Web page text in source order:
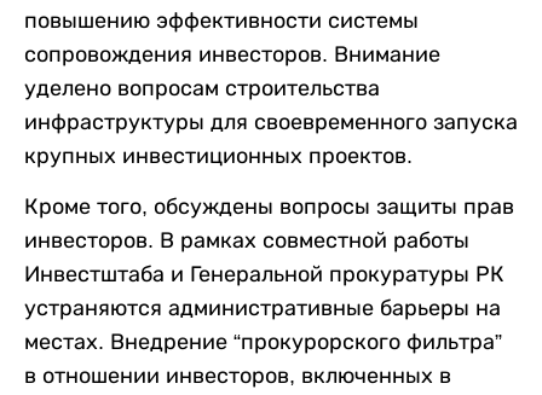
повышению эффективности системы
сопровождения инвесторов. Внимание
уделено вопросам строительства
инфраструктуры для своевременного запуска
крупных инвестиционных проектов.
Кроме того, обсуждены вопросы защиты прав
инвесторов. В рамках совместной работы
Инвестштаба и Генеральной прокуратуры РК
устраняются административные барьеры на
местах. Внедрение “прокурорского фильтра”
в отношении инвесторов, включенных в